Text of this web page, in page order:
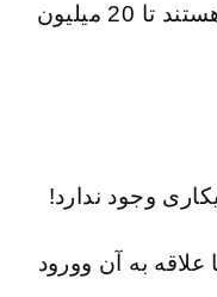
میلیون درآمد دارند و مراکزی هستند تا 20 میلیون
وجود ندارد!
به آن وورود